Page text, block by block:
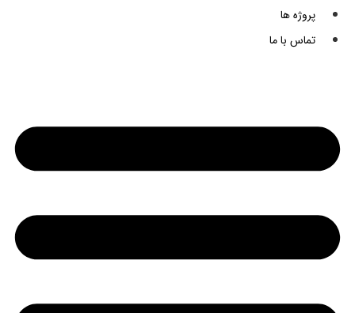
پروژه ها
تماس با ما